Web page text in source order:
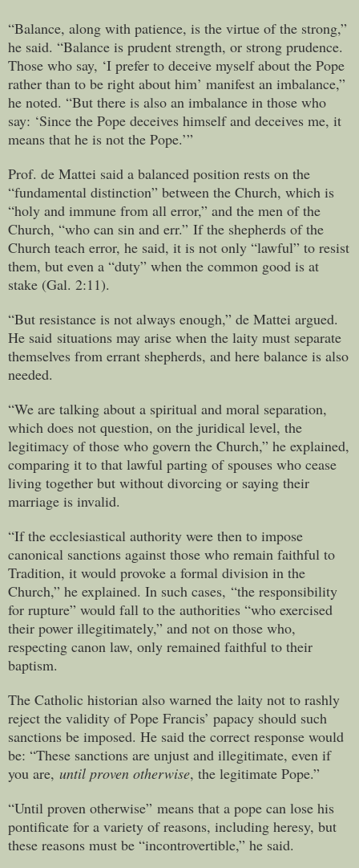
“Balance, along with patience, is the virtue of the strong,”
he said. “Balance is prudent strength, or strong prudence.
Those who say, ‘I prefer to deceive myself about the Pope
rather than to be right about him’ manifest an imbalance,”
he noted. “But there is also an imbalance in those who
say: ‘Since the Pope deceives himself and deceives me, it
means that he is not the Pope.’”
Prof. de Mattei said a balanced position rests on the
“fundamental distinction” between the Church, which is
“holy and immune from all error,” and the men of the
Church, “who can sin and err.” If the shepherds of the
Church teach error, he said, it is not only “lawful” to resist
them, but even a “duty” when the common good is at
stake (Gal. 2:11).
“But resistance is not always enough,” de Mattei argued.
He said situations may arise when the laity must separate
themselves from errant shepherds, and here balance is also
needed.
“We are talking about a spiritual and moral separation,
which does not question, on the juridical level, the
legitimacy of those who govern the Church,” he explained,
comparing it to that lawful parting of spouses who cease
living together but without divorcing or saying their
marriage is invalid.
“If the ecclesiastical authority were then to impose
canonical sanctions against those who remain faithful to
Tradition, it would provoke a formal division in the
Church,” he explained. In such cases, “the responsibility
for rupture” would fall to the authorities “who exercised
their power illegitimately,” and not on those who,
respecting canon law, only remained faithful to their
baptism.
The Catholic historian also warned the laity not to rashly
reject the validity of Pope Francis’ papacy should such
sanctions be imposed. He said the correct response would
be: “These sanctions are unjust and illegitimate, even if
you are, until proven otherwise, the legitimate Pope.”
“Until proven otherwise” means that a pope can lose his
pontificate for a variety of reasons, including heresy, but
these reasons must be “incontrovertible,” he said.